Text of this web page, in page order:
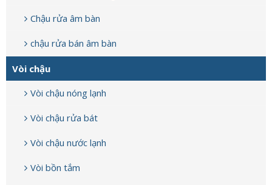
Chậu rửa âm bàn
chậu rửa bán âm bàn
Vòi chậu
Vòi chậu nóng lạnh
Vòi chậu rửa bát
Vòi chậu nước lạnh
Vòi bồn tắm